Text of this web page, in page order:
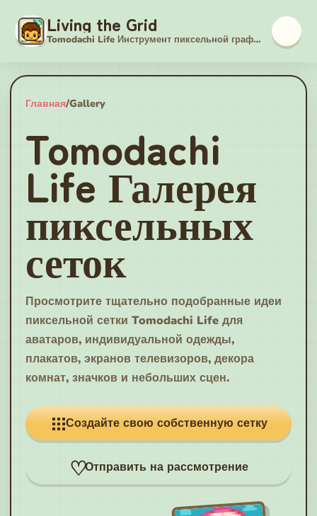
Living the Grid
Tomodachi Life Инструмент пиксельной графики
Главная/Gallery
Tomodachi
Life Галерея
пиксельных
сеток
Просмотрите тщательно подобранные идеи
пиксельной сетки Tomodachi Life для
аватаров, индивидуальной одежды,
плакатов, экранов телевизоров, декора
комнат, значков и небольших сцен.
Создайте свою собственную сетку
Отправить на рассмотрение